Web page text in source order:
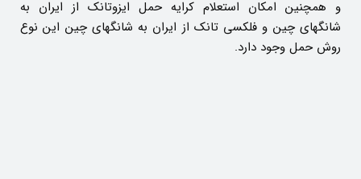
و همچنین امکان استعلام کرایه حمل ایزوتانک از ایران به
شانگهای چین و فلکسی تانک از ایران به شانگهای چین این نوع
روش حمل وجود دارد.